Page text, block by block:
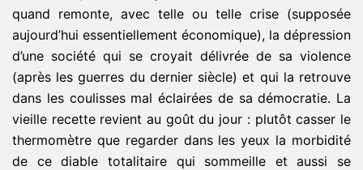
quand remonte, avec telle ou telle crise (supposée
aujourd’hui essentiellement économique), la dépression
d’une société qui se croyait délivrée de sa violence
(après les guerres du dernier siècle) et qui la retrouve
dans les coulisses mal éclairées de sa démocratie. La
vieille recette revient au goût du jour : plutôt casser le
thermomètre que regarder dans les yeux la morbidité
de ce diable totalitaire qui sommeille et aussi se